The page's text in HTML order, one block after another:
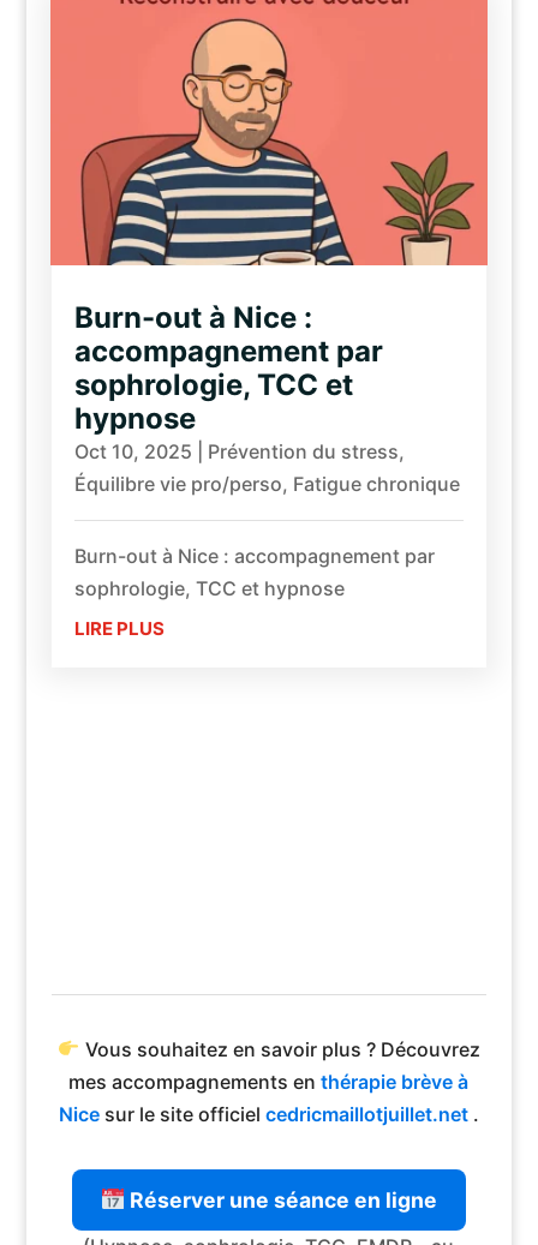
Burn-out à Nice :
accompagnement par
sophrologie, TCC et
hypnose
Oct 10, 2025 Prévention du stress,
Équilibre vie pro/perso, Fatigue chronique
Burn-out à Nice : accompagnement par
sophrologie, TCC et hypnose
LIRE PLUS
Vous souhaitez en savoir plus ? Découvrez
mes accompagnements enthérapie brève à
Nice sur le site officiel cedricmaillotjuillet.net .
Réserver une séance en ligne